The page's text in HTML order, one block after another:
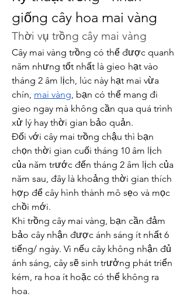
giống cây hoa mai vàng
Thời vụ trồng cây mai vàng
Cây mai vàng trồng có thể được quanh
năm nhưng tốt nhất là gieo hạt vào
tháng 2 âm lịch, lúc này hạt mai vừa
chín, mai vàng, bạn có thể mang đi
gieo ngay mà không cần qua quá trình
xử lý hay thời gian bảo quản.
Đối với cây mai trồng chậu thì bạn
chọn thời gian cuối tháng 10 âm lịch
của năm trước đến tháng 2 âm lịch của
năm sau, đây là khoảng thời gian thích
hợp để cây hình thành mô sẹo và mọc
chồi mới.
Khi trồng cây mai vàng, bạn cần đảm
bảo cây nhận được ánh sáng ít nhất 6
tiếng/ ngày. Vì nếu cây không nhận đủ
ánh sáng, cây sẽ sinh trưởng phát triển
kém, ra hoa ít hoặc có thể không ra
hoa.